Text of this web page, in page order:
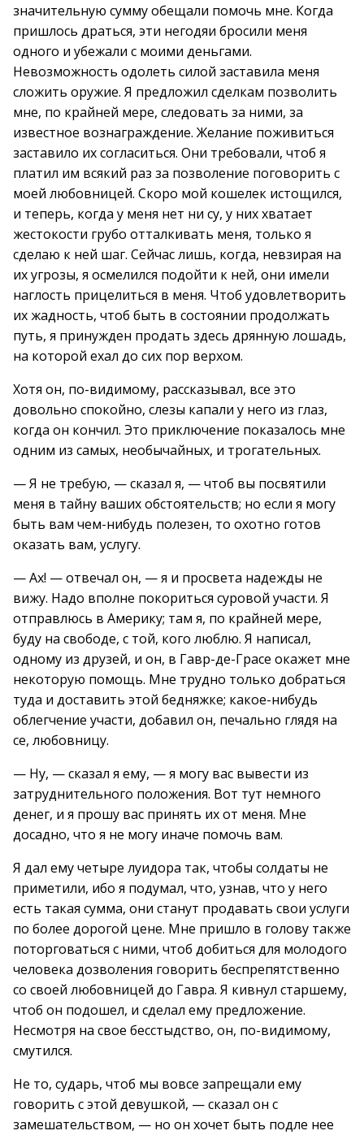
значительную сумму обещали помочь мне. Когда
пришлось драться, эти негодяи бросили меня
одного и убежали с моими деньгами.
Невозможность одолеть силой заставила меня
сложить оружие. Я предложил сделкам позволить
мне, по крайней мере, следовать за ними, за
известное вознаграждение. Желание поживиться
заставило их согласиться. Они требовали, чтоб я
платил им всякий раз за позволение поговорить с
моей любовницей. Скоро мой кошелек истощился,
и теперь, когда у меня нет ни су, у них хватает
жестокости грубо отталкивать меня, только я
сделаю к ней шаг. Сейчас лишь, когда, невзирая на
их угрозы, я осмелился подойти к ней, они имели
наглость прицелиться в меня. Чтоб удовлетворить
их жадность, чтоб быть в состоянии продолжать
путь, я принужден продать здесь дрянную лошадь,
на которой ехал до сих пор верхом.
Хотя он, по-видимому, рассказывал, все это
довольно спокойно, слезы капали у него из глаз,
когда он кончил. Это приключение показалось мне
одним из самых, необычайных, и трогательных.
— Я не требую, — сказал я, — чтоб вы посвятили
меня в тайну ваших обстоятельств; но если я могу
быть вам чем-нибудь полезен, то охотно готов
оказать вам, услугу.
— Ах! — отвечал он, — я и просвета надежды не
вижу. Надо вполне покориться суровой участи. Я
отправлюсь в Америку; там я, по крайней мере,
буду на свободе, с той, кого люблю. Я написал,
одному из друзей, и он, в Гавр-де-Грасе окажет мне
некоторую помощь. Мне трудно только добраться
туда и доставить этой бедняжке; какое-нибудь
облегчение участи, добавил он, печально глядя на
се, любовницу.
— Ну, — сказал я ему, — я могу вас вывести из
затруднительного положения. Вот тут немного
денег, и я прошу вас принять их от меня. Мне
досадно, что я не могу иначе помочь вам.
Я дал ему четыре луидора так, чтобы солдаты не
приметили, ибо я подумал, что, узнав, что у него
есть такая сумма, они станут продавать свои услуги
по более дорогой цене. Мне пришло в голову также
поторговаться с ними, чтоб добиться для молодого
человека дозволения говорить беспрепятственно
со своей любовницей до Гавра. Я кивнул старшему,
чтоб он подошел, и сделал ему предложение.
Несмотря на свое бесстыдство, он, по-видимому,
смутился.
Не то, сударь, чтоб мы вовсе запрещали ему
говорить с этой девушкой, — сказал он с
замешательством, — но он хочет быть подле нее